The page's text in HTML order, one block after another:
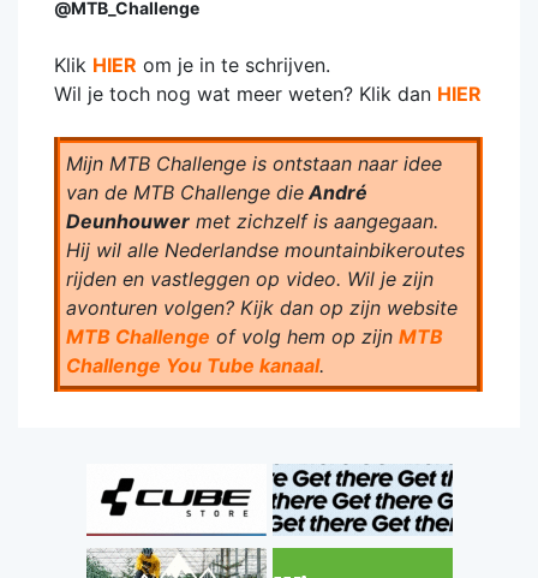
@MTB_Challenge
Klik HIER om je in te schrijven.
Wil je toch nog wat meer weten? Klik dan HIER
Mijn MTB Challenge is ontstaan naar idee
van de MTB Challenge dieAndré
Deunhouwer met zichzelf is aangegaan.
Hij wil alle Nederlandse mountainbikeroutes
rijden en vastleggen op video. Wil je zijn
avonturen volgen? Kijk dan op zijn website
MTB Challenge of volg hem op zijn MTB
Challenge You Tube kanaal.